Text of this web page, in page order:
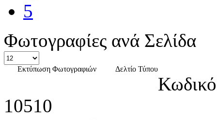
5
Φωτογραφίες ανά Σελίδα
Εκτύπωση Φωτογραφιών Δελτίο Τύπου
10510